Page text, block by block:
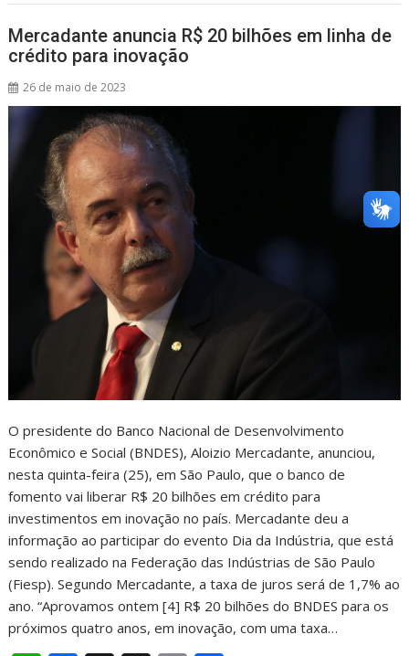
A
p
p
o
o
k
d
s
Mercadante anuncia R$ 20 bilhões em linha de
crédito para inovação
26 de maio de 2023
O presidente do Banco Nacional de Desenvolvimento
Econômico e Social (BNDES), Aloizio Mercadante, anunciou,
nesta quinta-feira (25), em São Paulo, que o banco de
fomento vai liberar R$ 20 bilhões em crédito para
investimentos em inovação no país. Mercadante deu a
informação ao participar do evento Dia da Indústria, que está
sendo realizado na Federação das Indústrias de São Paulo
(Fiesp). Segundo Mercadante, a taxa de juros será de 1,7% ao
ano. “Aprovamos ontem [4] R$ 20 bilhões do BNDES para os
próximos quatro anos, em inovação, com uma taxa…